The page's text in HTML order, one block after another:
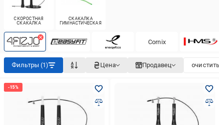
СКОРОСТНАЯ
CКАКАЛКА
СКАКАЛКА
ГИМНАСТИЧЕСКАЯ
Cornix
Фильтры (1) Цена Продавец